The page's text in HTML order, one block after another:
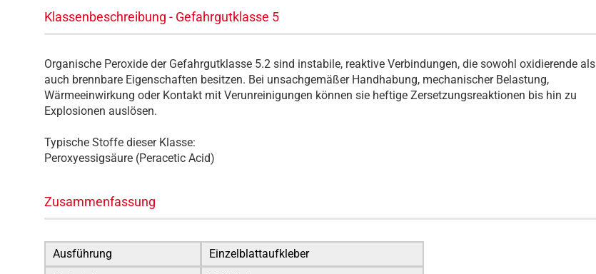
Klassenbeschreibung - Gefahrgutklasse 5
Organische Peroxide der Gefahrgutklasse 5.2 sind instabile, reaktive Verbindungen, die sowohl oxidierende als
auch brennbare Eigenschaften besitzen. Bei unsachgemäßer Handhabung, mechanischer Belastung,
Wärmeeinwirkung oder Kontakt mit Verunreinigungen können sie heftige Zersetzungsreaktionen bis hin zu
Explosionen auslösen.
Typische Stoffe dieser Klasse:
Peroxyessigsäure (Peracetic Acid)
Zusammenfassung
Ausführung
Einzelblattaufkleber